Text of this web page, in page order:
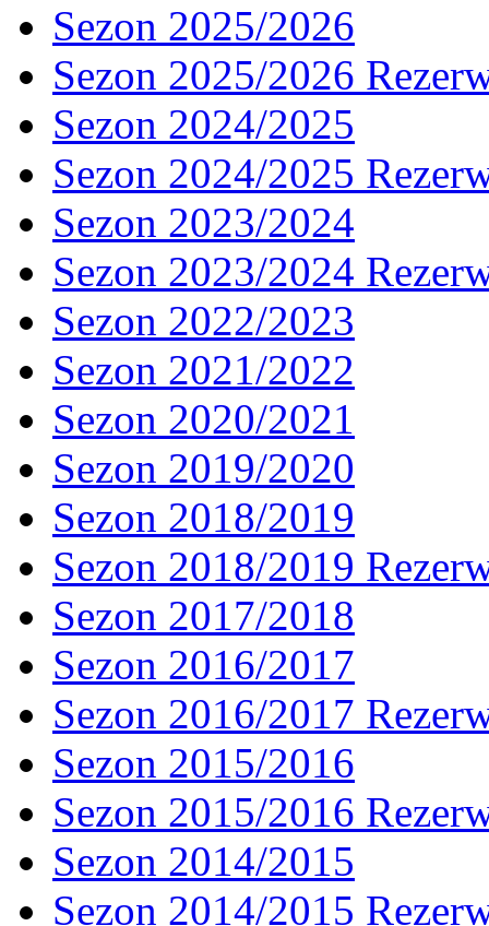
Sezon 2025/2026
Sezon 2025/2026
Sezon 2024/2025
Sezon 2024/2025
Sezon 2023/2024
Sezon 2023/2024
Sezon 2022/2023
Sezon 2021/2022
Sezon 2020/2021
Sezon 2019/2020
Sezon 2018/2019
Sezon 2018/2019
Sezon 2017/2018
Sezon 2016/2017
Sezon 2016/2017
Sezon 2015/2016
Sezon 2015/2016
Sezon 2014/2015
Sezon 2014/2015